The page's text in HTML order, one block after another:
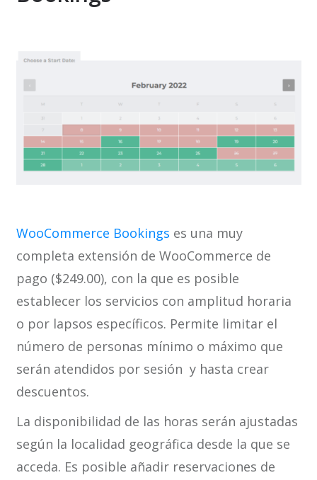
WooCommerce Bookings es una muy
completa extensión de WooCommerce de
pago ($249.00), con la que es posible
establecer los servicios con amplitud horaria
o por lapsos específicos. Permite limitar el
número de personas mínimo o máximo que
serán atendidos por sesión y hasta crear
descuentos.
La disponibilidad de las horas serán ajustadas
según la localidad geográfica desde la que se
acceda. Es posible añadir reservaciones de